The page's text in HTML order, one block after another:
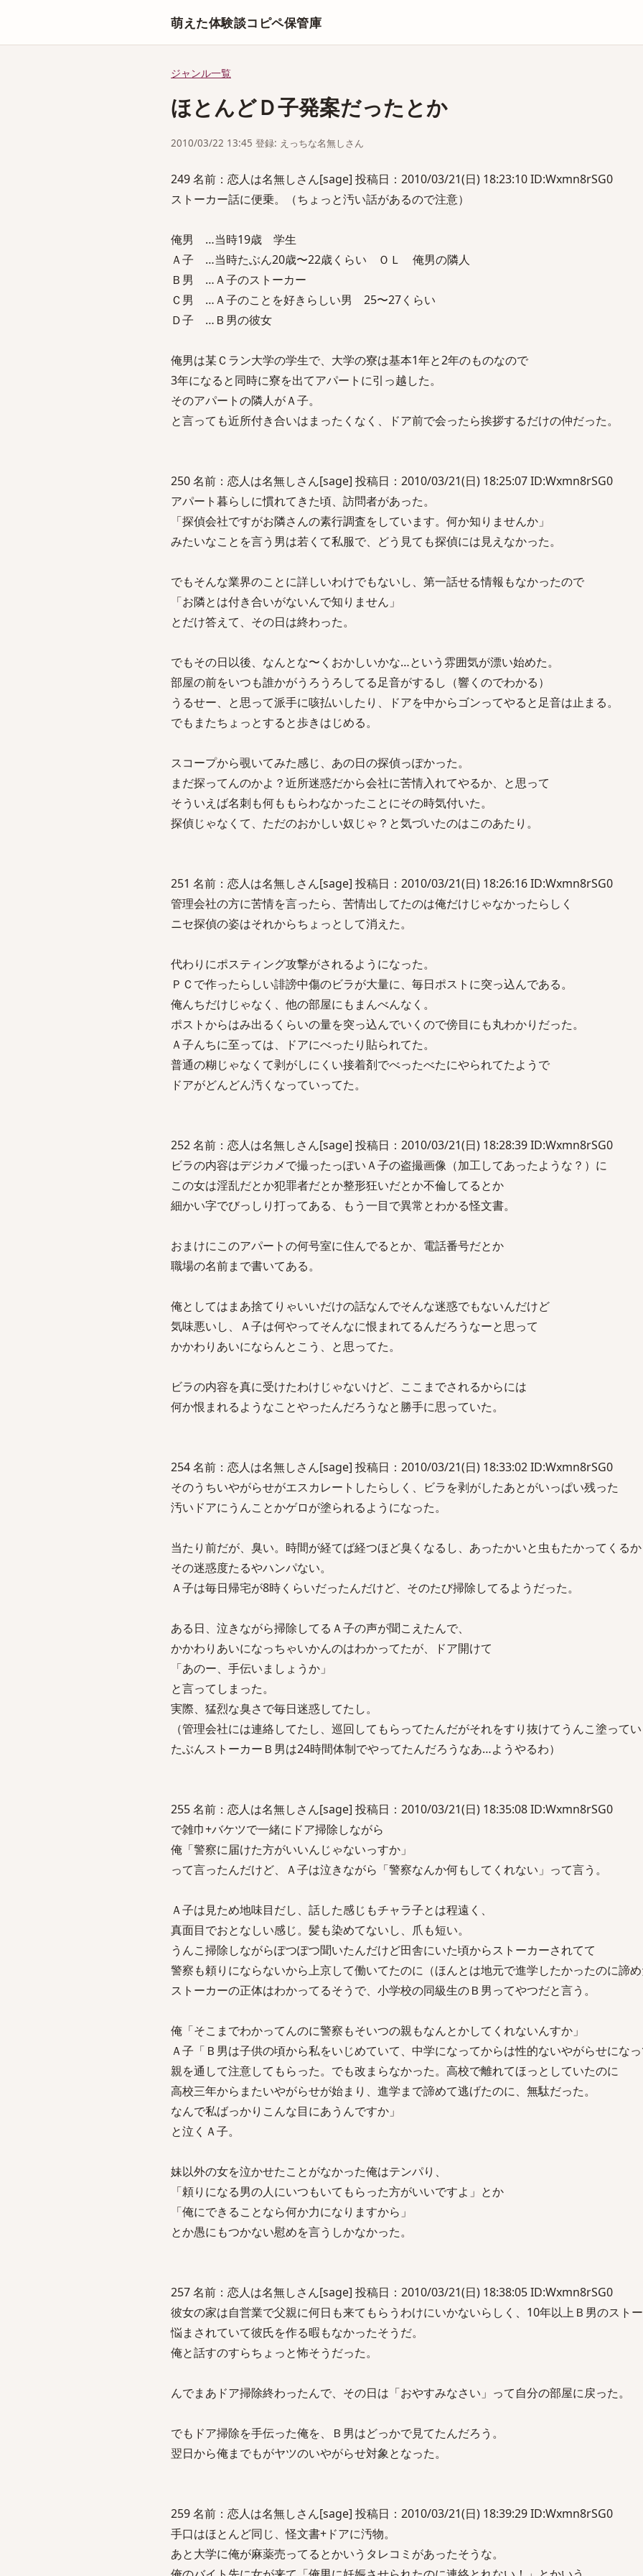
萌えた体験談コピペ保管庫
ジャンル一覧
ほとんどＤ子発案だったとか
2010/03/22 13:45 登録: えっちな名無しさん
249 名前：恋人は名無しさん[sage] 投稿日：2010/03/21(日) 18:23:10 ID:Wxmn8rSG0
ストーカー話に便乗。（ちょっと汚い話があるので注意）
俺男 …当時19歳 学生
Ａ子 …当時たぶん20歳〜22歳くらい ＯＬ 俺男の隣人
Ｂ男 …Ａ子のストーカー
Ｃ男 …Ａ子のことを好きらしい男 25〜27くらい
Ｄ子 …Ｂ男の彼女
俺男は某Ｃラン大学の学生で、大学の寮は基本1年と2年のものなので
3年になると同時に寮を出てアパートに引っ越した。
そのアパートの隣人がＡ子。
と言っても近所付き合いはまったくなく、ドア前で会ったら挨拶するだけの仲だった。
250 名前：恋人は名無しさん[sage] 投稿日：2010/03/21(日) 18:25:07 ID:Wxmn8rSG0
アパート暮らしに慣れてきた頃、訪問者があった。
「探偵会社ですがお隣さんの素行調査をしています。何か知りませんか」
みたいなことを言う男は若くて私服で、どう見ても探偵には見えなかった。
でもそんな業界のことに詳しいわけでもないし、第一話せる情報もなかったので
「お隣とは付き合いがないんで知りません」
とだけ答えて、その日は終わった。
でもその日以後、なんとな〜くおかしいかな…という雰囲気が漂い始めた。
部屋の前をいつも誰かがうろうろしてる足音がするし（響くのでわかる）
うるせー、と思って派手に咳払いしたり、ドアを中からゴンってやると足音は止まる。
でもまたちょっとすると歩きはじめる。
スコープから覗いてみた感じ、あの日の探偵っぽかった。
まだ探ってんのかよ？近所迷惑だから会社に苦情入れてやるか、と思って
そういえば名刺も何ももらわなかったことにその時気付いた。
探偵じゃなくて、ただのおかしい奴じゃ？と気づいたのはこのあたり。
251 名前：恋人は名無しさん[sage] 投稿日：2010/03/21(日) 18:26:16 ID:Wxmn8rSG0
管理会社の方に苦情を言ったら、苦情出してたのは俺だけじゃなかったらしく
ニセ探偵の姿はそれからちょっとして消えた。
代わりにポスティング攻撃がされるようになった。
ＰＣで作ったらしい誹謗中傷のビラが大量に、毎日ポストに突っ込んである。
俺んちだけじゃなく、他の部屋にもまんべんなく。
ポストからはみ出るくらいの量を突っ込んでいくので傍目にも丸わかりだった。
Ａ子んちに至っては、ドアにべったり貼られてた。
普通の糊じゃなくて剥がしにくい接着剤でべったべたにやられてたようで
ドアがどんどん汚くなっていってた。
252 名前：恋人は名無しさん[sage] 投稿日：2010/03/21(日) 18:28:39 ID:Wxmn8rSG0
ビラの内容はデジカメで撮ったっぽいＡ子の盗撮画像（加工してあったような？）に
この女は淫乱だとか犯罪者だとか整形狂いだとか不倫してるとか
細かい字でびっしり打ってある、もう一目で異常とわかる怪文書。
おまけにこのアパートの何号室に住んでるとか、電話番号だとか
職場の名前まで書いてある。
俺としてはまあ捨てりゃいいだけの話なんでそんな迷惑でもないんだけど
気味悪いし、Ａ子は何やってそんなに恨まれてるんだろうなーと思って
かかわりあいにならんとこう、と思ってた。
ビラの内容を真に受けたわけじゃないけど、ここまでされるからには
何か恨まれるようなことやったんだろうなと勝手に思っていた。
254 名前：恋人は名無しさん[sage] 投稿日：2010/03/21(日) 18:33:02 ID:Wxmn8rSG0
そのうちいやがらせがエスカレートしたらしく、ビラを剥がしたあとがいっぱい残った
汚いドアにうんことかゲロが塗られるようになった。
当たり前だが、臭い。時間が経てば経つほど臭くなるし、あったかいと虫もたかってくる
その迷惑度たるやハンパない。
Ａ子は毎日帰宅が8時くらいだったんだけど、そのたび掃除してるようだった。
ある日、泣きながら掃除してるＡ子の声が聞こえたんで、
かかわりあいになっちゃいかんのはわかってたが、ドア開けて
「あのー、手伝いましょうか」
と言ってしまった。
実際、猛烈な臭さで毎日迷惑してたし。
（管理会社には連絡してたし、巡回してもらってたんだがそれをすり抜けてうんこ塗って
たぶんストーカーＢ男は24時間体制でやってたんだろうなあ…ようやるわ）
255 名前：恋人は名無しさん[sage] 投稿日：2010/03/21(日) 18:35:08 ID:Wxmn8rSG0
で雑巾+バケツで一緒にドア掃除しながら
俺「警察に届けた方がいいんじゃないっすか」
って言ったんだけど、Ａ子は泣きながら「警察なんか何もしてくれない」って言う。
Ａ子は見ため地味目だし、話した感じもチャラ子とは程遠く、
真面目でおとなしい感じ。髪も染めてないし、爪も短い。
うんこ掃除しながらぽつぽつ聞いたんだけど田舎にいた頃からストーカーされてて
警察も頼りにならないから上京して働いてたのに（ほんとは地元で進学したかったのに諦
ストーカーの正体はわかってるそうで、小学校の同級生のＢ男ってやつだと言う。
俺「そこまでわかってんのに警察もそいつの親もなんとかしてくれないんすか」
Ａ子「Ｂ男は子供の頃から私をいじめていて、中学になってからは性的ないやがらせにな
親を通して注意してもらった。でも改まらなかった。高校で離れてほっとしていたのに
高校三年からまたいやがらせが始まり、進学まで諦めて逃げたのに、無駄だった。
なんで私ばっかりこんな目にあうんですか」
と泣くＡ子。
妹以外の女を泣かせたことがなかった俺はテンパり、
「頼りになる男の人にいつもいてもらった方がいいですよ」とか
「俺にできることなら何か力になりますから」
とか愚にもつかない慰めを言うしかなかった。
257 名前：恋人は名無しさん[sage] 投稿日：2010/03/21(日) 18:38:05 ID:Wxmn8rSG0
彼女の家は自営業で父親に何日も来てもらうわけにいかないらしく、10年以上Ｂ男のスト
悩まされていて彼氏を作る暇もなかったそうだ。
俺と話すのすらちょっと怖そうだった。
んでまあドア掃除終わったんで、その日は「おやすみなさい」って自分の部屋に戻った。
でもドア掃除を手伝った俺を、Ｂ男はどっかで見てたんだろう。
翌日から俺までもがヤツのいやがらせ対象となった。
259 名前：恋人は名無しさん[sage] 投稿日：2010/03/21(日) 18:39:29 ID:Wxmn8rSG0
手口はほとんど同じ、怪文書+ドアに汚物。
あと大学に俺が麻薬売ってるとかいうタレコミがあったそうな。